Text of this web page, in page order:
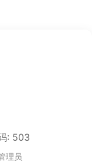
: 503
理员